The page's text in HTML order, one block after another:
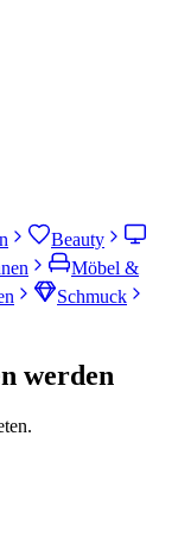
Beauty
Möbel &
Schmuck
werden